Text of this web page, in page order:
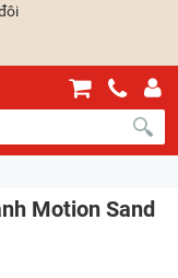
Motion Sand